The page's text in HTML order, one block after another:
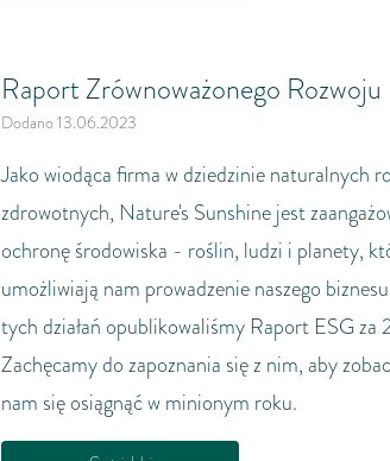
Raport Zrównoważonego Rozwoju
Dodano 13.06.2023
Jako wiodąca firma w dziedzinie naturalnych
zdrowotnych, Nature's Sunshine jest
ochronę środowiska - roślin, ludzi i planety,
umożliwiają nam prowadzenie naszego
tych działań opublikowaliśmy Raport ESG
Zachęcamy do zapoznania się z nim, aby
nam się osiągnąć w minionym roku.